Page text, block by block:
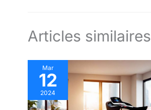
Articles similaires
Mar
12
2024